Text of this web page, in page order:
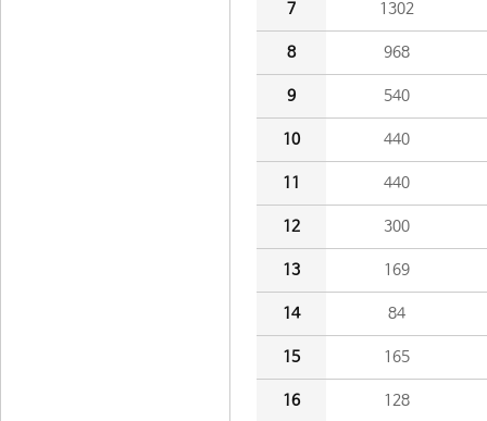
7 1302
8 968
9 540
10 440
11 440
12 300
13 169
14 84
15 165
16 128